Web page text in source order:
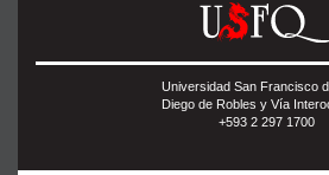
Universidad San Francisco
Diego de Robles y Vía
+593 2 297 1700